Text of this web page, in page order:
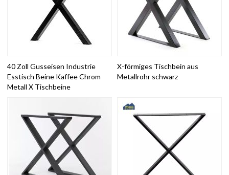
40 Zoll Gusseisen Industrie
Esstisch Beine Kaffee Chrom
Metall X Tischbeine
X-förmiges Tischbein aus
Metallrohr schwarz